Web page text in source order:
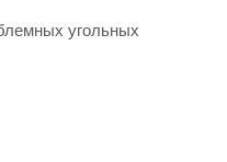
угольных